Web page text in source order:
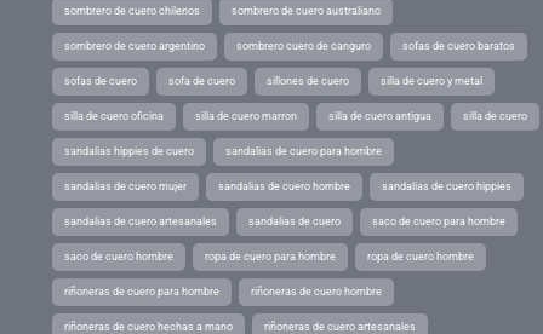
sombrero de cuero chilenos sombrero de cuero australiano
sombrero de cuero argentino sombrero cuero de canguro sofas de cuero baratos
sofas de cuero sofa de cuero sillones de cuero silla de cuero y metal
silla de cuero oficina silla de cuero marron silla de cuero antigua silla de cuero
sandalias hippies de cuero sandalias de cuero para hombre
sandalias de cuero mujer sandalias de cuero hombre sandalias de cuero hippies
sandalias de cuero artesanales sandalias de cuero saco de cuero para hombre
saco de cuero hombre ropa de cuero para hombre ropa de cuero hombre
riñoneras de cuero para hombre riñoneras de cuero hombre
riñoneras de cuero hechas a mano riñoneras de cuero artesanales